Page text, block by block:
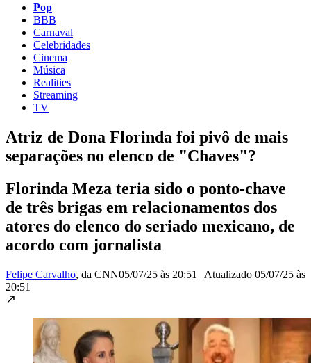
Pop
BBB
Carnaval
Celebridades
Cinema
Música
Realities
Streaming
TV
Atriz de Dona Florinda foi pivô de mais
separações no elenco de "Chaves"?
Florinda Meza teria sido o ponto-chave
de três brigas em relacionamentos dos
atores do elenco do seriado mexicano, de
acordo com jornalista
Felipe Carvalho, da CNN05/07/25 às 20:51 | Atualizado 05/07/25 às
20:51